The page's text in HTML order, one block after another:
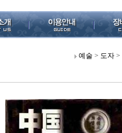
예술 > 도자 >